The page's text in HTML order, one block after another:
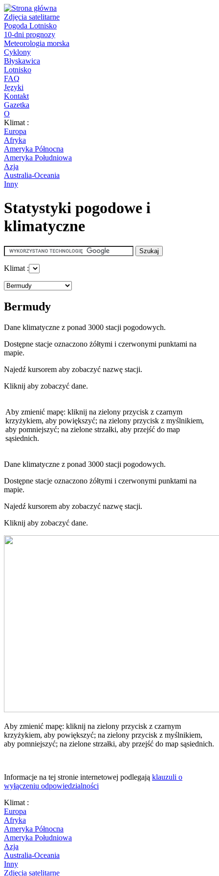
Zdjęcia satelitarne
Pogoda Lotnisko
10-dni prognozy
Meteorologia morska
Cyklony
Błyskawica
Lotnisko
FAQ
Języki
Kontakt
Gazetka
O
Klimat :
Europa
Afryka
Ameryka Północna
Ameryka Południowa
Azja
Australia-Oceania
Inny
Statystyki pogodowe i
klimatyczne
Klimat :
Bermudy
Dane klimatyczne z ponad 3000 stacji pogodowych.
Dostępne stacje oznaczono żółtymi i czerwonymi punktami na
mapie.
Najedź kursorem aby zobaczyć nazwę stacji.
Kliknij aby zobaczyć dane.
Aby zmienić mapę: kliknij na zielony przycisk z czarnym
krzyżykiem, aby powiększyć; na zielony przycisk z myślnikiem,
aby pomniejszyć; na zielone strzałki, aby przejść do map
sąsiednich.
Dane klimatyczne z ponad 3000 stacji pogodowych.
Dostępne stacje oznaczono żółtymi i czerwonymi punktami na
mapie.
Najedź kursorem aby zobaczyć nazwę stacji.
Kliknij aby zobaczyć dane.
Aby zmienić mapę: kliknij na zielony przycisk z czarnym
krzyżykiem, aby powiększyć; na zielony przycisk z myślnikiem,
aby pomniejszyć; na zielone strzałki, aby przejść do map sąsiednich.
Informacje na tej stronie internetowej podlegają klauzuli o
wyłączeniu odpowiedzialności
Klimat :
Europa
Afryka
Ameryka Północna
Ameryka Południowa
Azja
Australia-Oceania
Inny
Zdjęcia satelitarne